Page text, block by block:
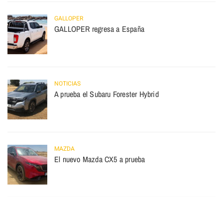
GALLOPER
GALLOPER regresa a España
NOTICIAS
A prueba el Subaru Forester Hybrid
MAZDA
El nuevo Mazda CX5 a prueba